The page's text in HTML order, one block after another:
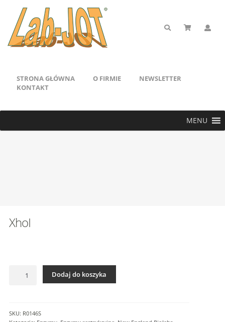
STRONA GŁÓWNA O FIRMIE
NEWSLETTER
KONTAKT
MENU
XhoI
Dodaj do koszyka
SKU: R0146S